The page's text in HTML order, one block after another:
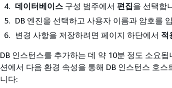
데이터베이스 구성 범주에서 편집을 선택합
DB 엔진을 선택하고 사용자 이름과 암호를
변경 사항을 저장하려면 페이지 하단에서 적
DB 인스턴스를 추가하는 데 약 10분 정도 소요
션에서 다음 환경 속성을 통해 DB 인스턴스 호
니다: